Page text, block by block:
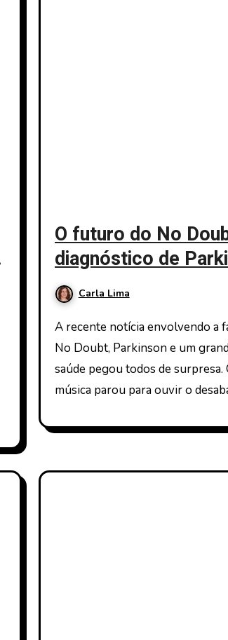
O futuro do No
diagnóstico de
que sabemos
Carla Lima
A recente notícia envolvendo a famosa banda
No Doubt, Parkinson e um
saúde pegou todos de surpresa.
música parou para ouvir o